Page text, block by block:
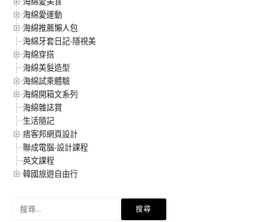
海綿愛運動
海綿推薦懶人包
海綿牙套日記-隱視美
海綿穿搭
海綿美髮造型
海綿試乘體驗
海綿開箱文系列
海綿雜誌賞
生活隨記
痞客邦網頁設計
聯成電腦-設計課程
英文課程
韓國旅遊自由行